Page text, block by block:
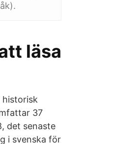
läsa
historisk
37
det senaste
i svenska för